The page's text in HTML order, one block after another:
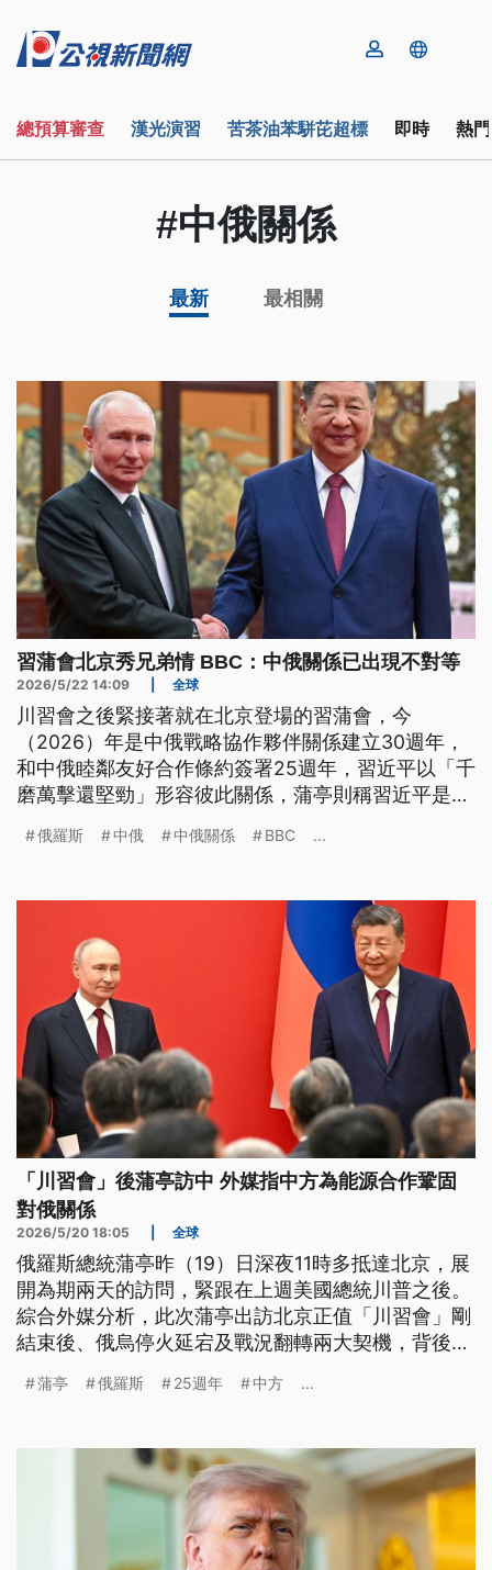
總預算審查 漢光演習 苦茶油苯駢芘超標 即時 熱
#中俄關係
最新 最相關
習蒲會北京秀兄弟情 BBC：中俄關係已出現不對等
2026/5/22 14:09 全球
川習會之後緊接著就在北京登場的習蒲會，今
（2026）年是中俄戰略協作夥伴關係建立30週年，
和中俄睦鄰友好合作條約簽署25週年，習近平以「千
磨萬擊還堅勁」形容彼此關係，蒲亭則稱習近平是
伴關係，但簽署的40項合作協議裡，俄方最關切的西
俄羅斯 中俄 中俄關係 BBC ...
「川習會」後蒲亭訪中 外媒指中方為能源合作鞏固
對俄關係
2026/5/20 18:05 全球
俄羅斯總統蒲亭昨（19）日深夜11時多抵達北京，展
開為期兩天的訪問，緊跟在上週美國總統川普之後。
綜合外媒分析，此次蒲亭出訪北京正值「川習會」剛
結束後、俄烏停火延宕及戰況翻轉兩大契機，背後有
蒲亭 俄羅斯 25週年 中方 ...